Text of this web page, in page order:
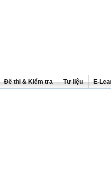
Đề thi & Kiểm tra Tư liệu E-